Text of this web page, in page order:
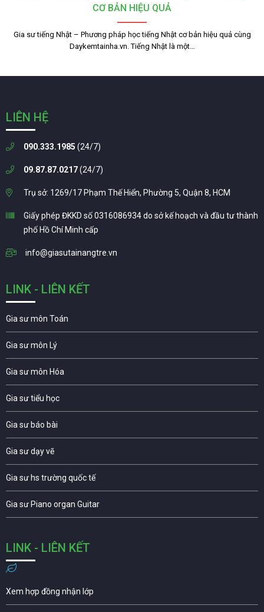
CƠ BẢN HIỆU QUẢ
Gia sư tiếng Nhật – Phương pháp học tiếng Nhật cơ bản hiệu quả cùng
Daykemtainha.vn. Tiếng Nhật là một…
LIÊN HỆ
090.333.1985 (24/7)
09.87.87.0217(24/7)
Trụ sở: 1269/17 Phạm Thế Hiển, Phường 5, Quận 8, HCM
Giấy phép ĐKKD số 0316086934 do sở kế hoạch và đầu tư thành
phố Hồ Chí Minh cấp
info@giasutainangtre.vn
LINK - LIÊN KẾT
Gia sư môn Toán
Gia sư môn Lý
Gia sư môn Hóa
Gia sư tiểu học
Gia sư báo bài
Gia sư dạy vẽ
Gia sư hs trường quốc tế
Gia sư Piano organ Guitar
LINK - LIÊN KẾT
Xem hợp đồng nhận lớp